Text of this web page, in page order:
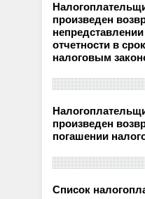
произведен
отчетности в
налоговым
произведен
погашении
Список